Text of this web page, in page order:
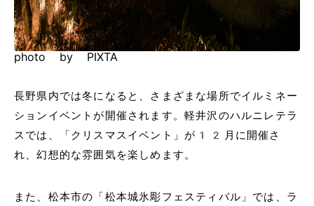
photo by PIXTA
長野県内では冬になると、さまざまな場所でイルミネー
ションイベントが開催されます。軽井沢のハルニレテラ
スでは、「クリスマスイベント」が12月に開催さ
れ、幻想的な雰囲気を楽しめます。
また、松本市の「松本城氷彫フェスティバル」では、ラ